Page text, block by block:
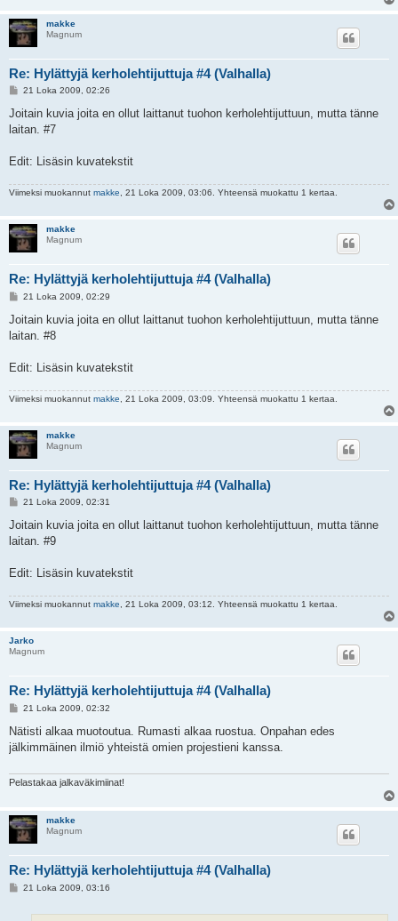
makke
Magnum
Re: Hylättyjä kerholehtijuttuja #4 (Valhalla)
V
e
t
21 Loka 2009, 02:26
Joitain kuvia joita en ollut laittanut tuohon kerholehtijuttuun, mutta tänne
laitan. #7
Edit: Lisäsin kuvatekstit
Viimeksi muokannut makke , 21 Loka 2009, 03:06. Yhteensä muokattu 1 kertaa.
makke
Magnum
Re: Hylättyjä kerholehtijuttuja #4 (Valhalla)
V
e
t
21 Loka 2009, 02:29
Joitain kuvia joita en ollut laittanut tuohon kerholehtijuttuun, mutta tänne
laitan. #8
Edit: Lisäsin kuvatekstit
Viimeksi muokannut makke , 21 Loka 2009, 03:09. Yhteensä muokattu 1 kertaa.
makke
Magnum
Re: Hylättyjä kerholehtijuttuja #4 (Valhalla)
V
e
t
21 Loka 2009, 02:31
Joitain kuvia joita en ollut laittanut tuohon kerholehtijuttuun, mutta tänne
laitan. #9
Edit: Lisäsin kuvatekstit
Viimeksi muokannut makke , 21 Loka 2009, 03:12. Yhteensä muokattu 1 kertaa.
Jarko
Magnum
Re: Hylättyjä kerholehtijuttuja #4 (Valhalla)
V
e
t
21 Loka 2009, 02:32
Nätisti alkaa muotoutua. Rumasti alkaa ruostua. Onpahan edes
jälkimmäinen ilmiö yhteistä omien projestieni kanssa.
Pelastakaa jalkaväkimiinat!
makke
Magnum
Re: Hylättyjä kerholehtijuttuja #4 (Valhalla)
V21 Loka 2009, 03:16